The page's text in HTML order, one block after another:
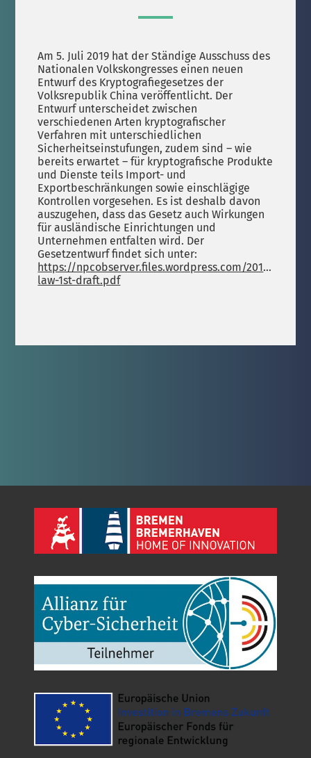
Am 5. Juli 2019 hat der Ständige Ausschuss des
Nationalen Volkskongresses einen neuen
Entwurf des Kryptografiegesetzes der
Volksrepublik China veröffentlicht. Der
Entwurf unterscheidet zwischen
verschiedenen Arten kryptografischer
Verfahren mit unterschiedlichen
Sicherheitseinstufungen, zudem sind – wie
bereits erwartet – für kryptografische Produkte
und Dienste teils Import- und
Exportbeschränkungen sowie einschlägige
Kontrollen vorgesehen. Es ist deshalb davon
auszugehen, dass das Gesetz auch Wirkungen
für ausländische Einrichtungen und
Unternehmen entfalten wird. Der
Gesetzentwurf findet sich unter:
https://npcobserver.files.wordpress.com/2019/07/
law-1st-draft.pdf